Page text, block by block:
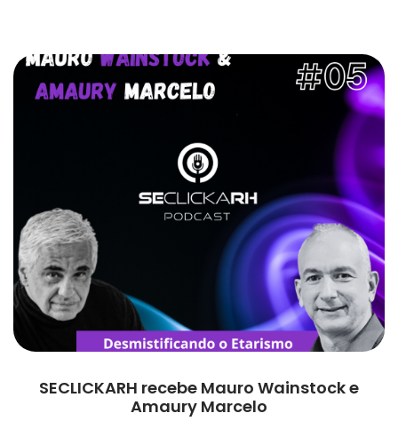
SECLICKARH recebe Mauro Wainstock e
Amaury Marcelo